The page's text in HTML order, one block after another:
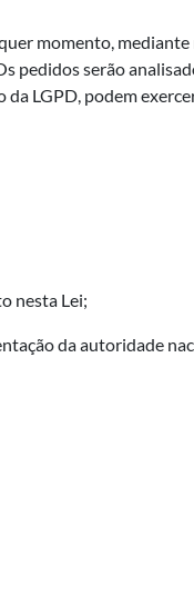
momento,
pedidos serão
LGPD, podem
nesta Lei;
da autoridade